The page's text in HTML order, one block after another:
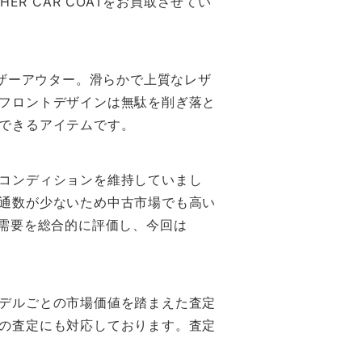
アウター。滑らかで上質なレザ
ロントデザインは無駄を削ぎ落と
きるアイテムです。
ンディションを維持していまし
数が少ないため中古市場でも高い
要を総合的に評価し、今回は
ルごとの市場価値を踏まえた査定
査定にも対応しております。査定